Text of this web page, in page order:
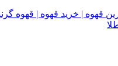
قهوه | خرید قهوه | قهوه